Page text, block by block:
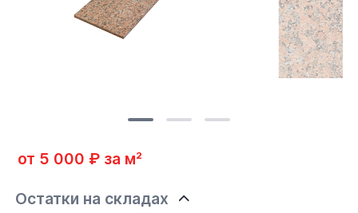
от 5 000 ₽ за м²
Остатки на складах